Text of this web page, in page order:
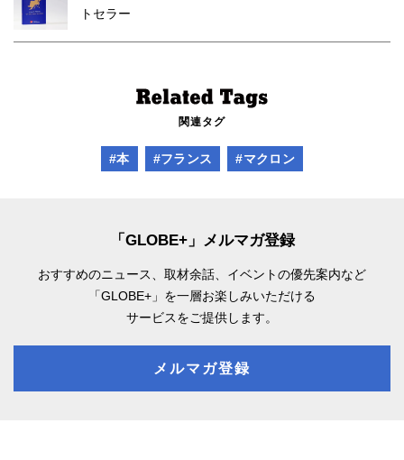
トセラー
関連タグ
#本 #フランス #マクロン
「GLOBE+」メルマガ登録
おすすめのニュース、取材余話、 イベントの優先案内など
「GLOBE+」を一層お楽しみいただける
サービスをご提供します。
メルマガ登録